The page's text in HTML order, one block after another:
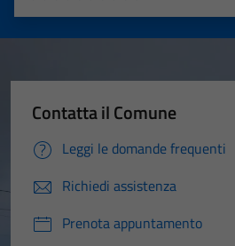
Valuta 5 stelle su 5
Valuta 4 stelle su 5
Valuta 3 stelle su 5
Valuta 2 stelle su 5
Valuta 1 stelle su 5
Contatta il Comune
Leggi le domande frequenti
Richiedi assistenza
Prenota appuntamento